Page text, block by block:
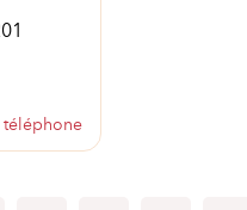
téléphone